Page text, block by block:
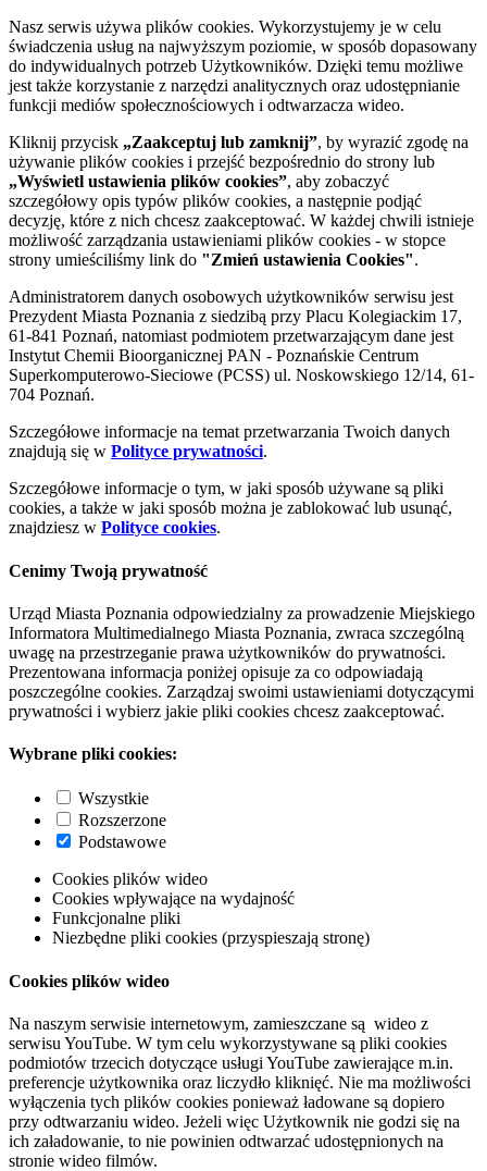
Nasz serwis używa plików cookies. Wykorzystujemy je w celu
świadczenia usług na najwyższym poziomie, w sposób dopasowany
do indywidualnych potrzeb Użytkowników. Dzięki temu możliwe
jest także korzystanie z narzędzi analitycznych oraz udostępnianie
funkcji mediów społecznościowych i odtwarzacza wideo.
Kliknij przycisk „Zaakceptuj lub zamknij”, by wyrazić zgodę na
używanie plików cookies i przejść bezpośrednio do strony lub
„Wyświetl ustawienia plików cookies”, aby zobaczyć
szczegółowy opis typów plików cookies, a następnie podjąć
decyzję, które z nich chcesz zaakceptować. W każdej chwili istnieje
możliwość zarządzania ustawieniami plików cookies - w stopce
strony umieściliśmy link do "Zmień ustawienia Cookies".
Administratorem danych osobowych użytkowników serwisu jest
Prezydent Miasta Poznania z siedzibą przy Placu Kolegiackim 17,
61-841 Poznań, natomiast podmiotem przetwarzającym dane jest
Instytut Chemii Bioorganicznej PAN - Poznańskie Centrum
Superkomputerowo-Sieciowe (PCSS) ul. Noskowskiego 12/14, 61-
704 Poznań.
Szczegółowe informacje na temat przetwarzania Twoich danych
znajdują się w Polityce prywatności.
Szczegółowe informacje o tym, w jaki sposób używane są pliki
cookies, a także w jaki sposób można je zablokować lub usunąć,
znajdziesz w Polityce cookies.
Cenimy Twoją prywatność
Urząd Miasta Poznania odpowiedzialny za prowadzenie Miejskiego
Informatora Multimedialnego Miasta Poznania, zwraca szczególną
uwagę na przestrzeganie prawa użytkowników do prywatności.
Prezentowana informacja poniżej opisuje za co odpowiadają
poszczególne cookies. Zarządzaj swoimi ustawieniami dotyczącymi
prywatności i wybierz jakie pliki cookies chcesz zaakceptować.
Wybrane pliki cookies:
Wszystkie
Rozszerzone
Podstawowe
Cookies plików wideo
Cookies wpływające na wydajność
Funkcjonalne pliki
Niezbędne pliki cookies (przyspieszają stronę)
Cookies plików wideo
Na naszym serwisie internetowym, zamieszczane są wideo z
serwisu YouTube. W tym celu wykorzystywane są pliki cookies
podmiotów trzecich dotyczące usługi YouTube zawierające m.in.
preferencje użytkownika oraz liczydło kliknięć. Nie ma możliwości
wyłączenia tych plików cookies ponieważ ładowane są dopiero
przy odtwarzaniu wideo. Jeżeli więc Użytkownik nie godzi się na
ich załadowanie, to nie powinien odtwarzać udostępnionych na
stronie wideo filmów.